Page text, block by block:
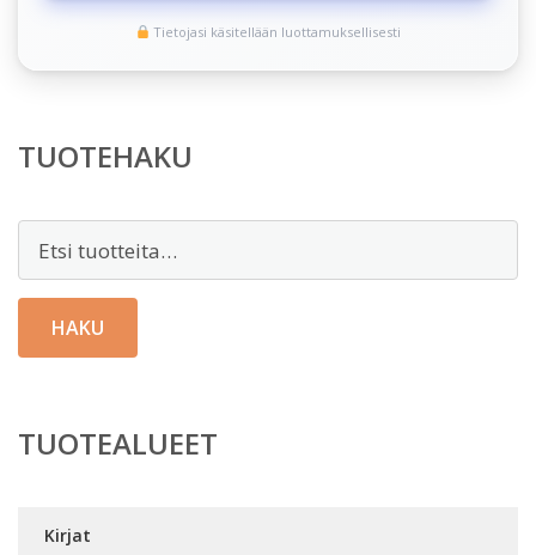
Tietojasi käsitellään luottamuksellisesti
TUOTEHAKU
HAKU
TUOTEALUEET
Kirjat